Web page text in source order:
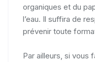
organiques et du
l’eau. Il suffira de
prévenir toute
Par ailleurs, si vous